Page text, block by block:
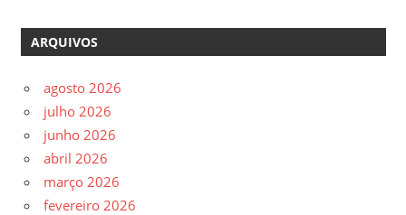
ARQUIVOS
agosto 2026
julho 2026
junho 2026
abril 2026
março 2026
fevereiro 2026